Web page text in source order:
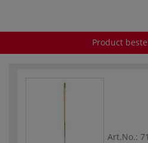
Product
Art.No.: